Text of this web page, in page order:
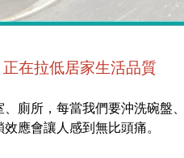
在拉低居家生活品質
廁所，每當我們要沖洗碗盤
應會讓人感到無比頭痛。